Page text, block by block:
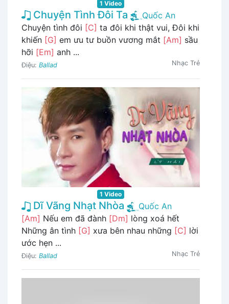
1 Video
Chuyện Tình Đôi Ta
Quốc An
Chuyện tình đôi [C] ta đôi khi thật vui, Đôi khi
khiến [G] em ưu tư buồn vương mắt [Am] sầu
hỡi [Em] anh ...
Điệu: Ballad Nhạc Trẻ
1 Video
Dĩ Vãng Nhạt Nhòa
Quốc An
[Am] Nếu em đã đành [Dm] lòng xoá hết
Những ân tình [G] xưa bên nhau những [C] lời
ước hẹn ...
Điệu: Ballad Nhạc Trẻ